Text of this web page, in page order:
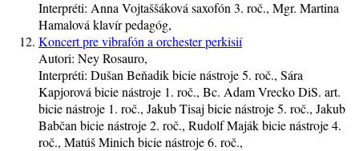
Interpréti: Anna Vojtaššáková saxofón 3. roč., Mgr. Martina
Hamalová klavírpedagóg,
Koncert pre vibrafón a orchester perkisií
Autori: Ney Rosauro,
Interpréti: Dušan Beňadikbicie nástroje5. roč., Sára
Kapjorová bicie nástroje 1. roč., Bc. Adam Vrecko DiS. art.
bicie nástroje 1. roč., Jakub Tisaj bicie nástroje5. roč., Jakub
Babčan bicie nástroje2. roč., Rudolf Majákbicie nástroje4.
roč., Matúš Minich bicie nástroje6. roč.,